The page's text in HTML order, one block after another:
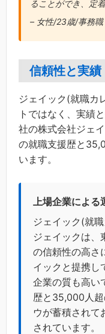
ることができ、定
– 女性/23歳/事務職
信頼性と実績
ジェイック(就職カ
トではなく、実績
社の株式会社ジェ
の就職支援歴と
います。
上場企業によ
ジェイック(就
ジェイックは、
の信頼性の高さ
イックと提携し
企業の質も高い
歴と35,000人
ウが蓄積されて
されています。